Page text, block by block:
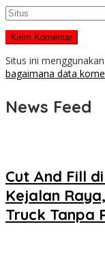
Situs ini
bagaimana data
News Feed
Cut And Fill
Kejalan
Truck Tanpa